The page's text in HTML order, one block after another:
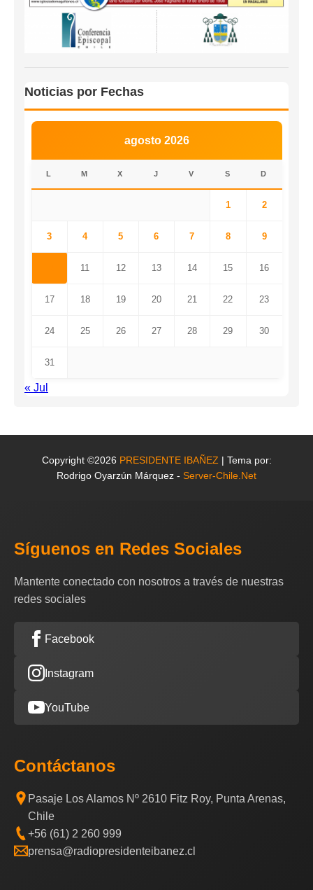
Noticias por Fechas
agosto 2026
L M X J V S D
1 2
3 4 5 6 7 8 9
11 12 13 14 15 16
17 18 19 20 21 22 23
24 25 26 27 28 29 30
31
« Jul
Copyright ©2026 PRESIDENTE IBAÑEZ | Tema por:
Rodrigo Oyarzún Márquez - Server-Chile.Net
Síguenos en Redes Sociales
Mantente conectado con nosotros a través de nuestras
redes sociales
Facebook
Instagram
YouTube
Contáctanos
Pasaje Los Alamos Nº 2610 Fitz Roy, Punta Arenas,
Chile
+56 (61) 2 260 999
prensa@radiopresidenteibanez.cl